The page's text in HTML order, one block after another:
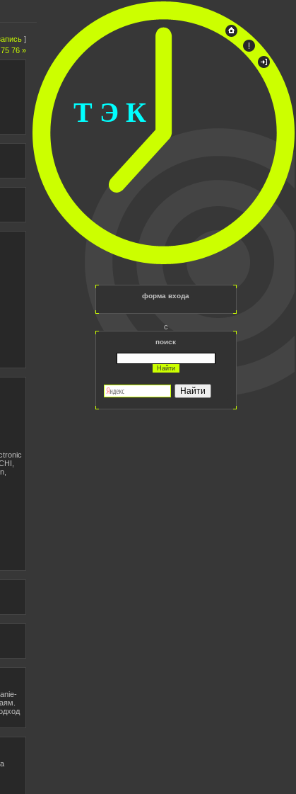
]
75 76 »
Т Э К
форма входа
с
поиск